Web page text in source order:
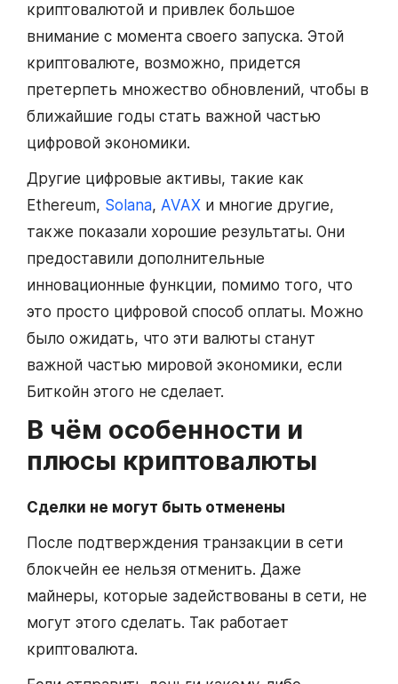
криптовалютой и привлек большое
внимание с момента своего запуска. Этой
криптовалюте, возможно, придется
претерпеть множество обновлений, чтобы в
ближайшие годы стать важной частью
цифровой экономики.
Другие цифровые активы, такие как
Ethereum, Solana, AVAX и многие другие,
также показали хорошие результаты. Они
предоставили дополнительные
инновационные функции, помимо того, что
это просто цифровой способ оплаты. Можно
было ожидать, что эти валюты станут
важной частью мировой экономики, если
Биткойн этого не сделает.
В чём особенности и
плюсы криптовалюты
Сделки не могут быть отменены
После подтверждения транзакции в сети
блокчейн ее нельзя отменить. Даже
майнеры, которые задействованы в сети, не
могут этого сделать. Так работает
криптовалюта.